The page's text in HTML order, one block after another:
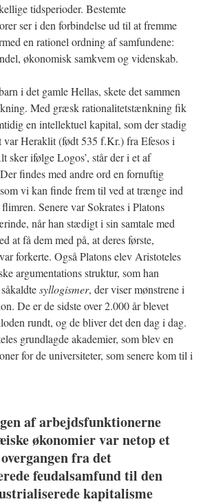
tidsperioder. Bestemte
ser i den forbindelse ud til at fremme
en rationel ordning af samfundene:
økonomisk samkvem og videnskab.
i det gamle Hellas, skete det sammen
Med græsk rationalitetstænkning fik
en intellektuel kapital, som der stadig
Heraklit (født 535 f.Kr.) fra Efesos i
sker ifølge Logos’, står der i et af
findes med andre ord en fornuftig
vi kan finde frem til ved at trænge ind
Senere var Sokrates i Platons
når han stædigt i sin samtale med
at få dem med på, at deres første,
forkerte. Også Platons elev Aristoteles
argumentations struktur, som han
syllogismer, der viser mønstrene i
De er de sidste over 2.000 år blevet
rundt, og de bliver det den dag i dag.
grundlagde akademier, som blev en
for de universiteter, som senere kom til i
af arbejdsfunktionerne
økonomier var netop et
fra det
feudalsamfund til den
kapitalisme